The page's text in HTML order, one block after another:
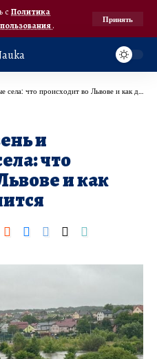
с Политика
.
Принять
происходит во Львове и как долго это продлится
и
что
и как